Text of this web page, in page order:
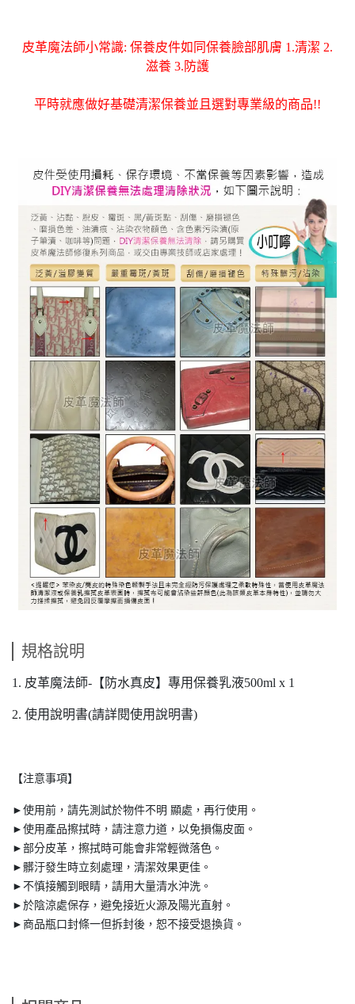
皮革魔法師小常識: 保養皮件如同保養臉部肌膚 1.清潔 2.
滋養 3.防護
平時就應做好基礎清潔保養並且選對專業級的商品!!
規格說明
1. 皮革魔法師-【防水真皮】專用保養乳液500ml x 1
2. 使用說明書(請詳閱使用說明書)
【注意事項】
►使用前，請先測試於物件不明 顯處，再行使用。
►使用產品擦拭時，請注意力道，以免損傷皮面。
►部分皮革，擦拭時可能會非常輕微落色。
►髒汙發生時立刻處理，清潔效果更佳。
►不慎接觸到眼睛，請用大量清水沖洗。
►於陰涼處保存，避免接近火源及陽光直射。
►商品瓶口封條一但拆封後，恕不接受退換貨。